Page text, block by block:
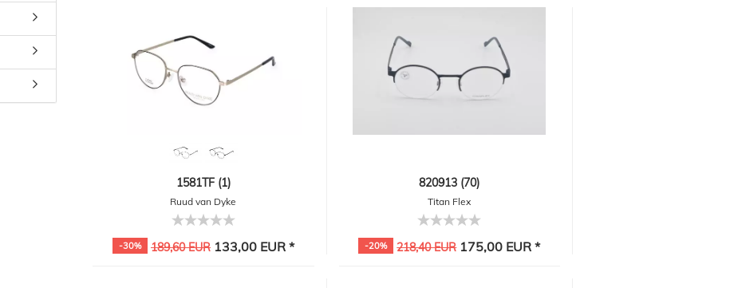
1581TF (1)
Ruud van Dyke
-30% 189,60 EUR133,00 EUR *
820913 (70)
Titan Flex
-20% 218,40 EUR175,00 EUR *